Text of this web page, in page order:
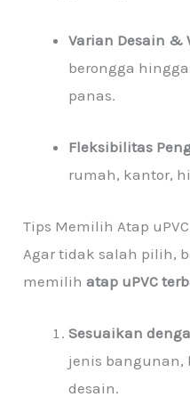
Varian Desain &
berongga
panas.
Fleksibilitas
rumah, kantor,
Tips Memilih Atap
Agar tidak salah pilih,
memilihatap uPVC
Sesuaikan
jenis bangunan,
desain.